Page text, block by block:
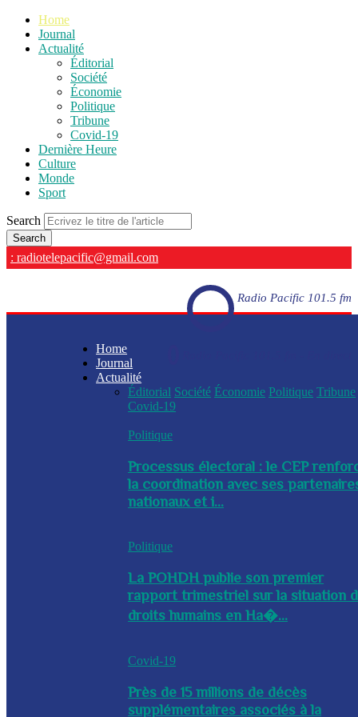
Home
Journal
Actualité
Éditorial
Société
Économie
Politique
Tribune
Covid-19
Dernière Heure
Culture
Monde
Sport
Search
: radiotelepacific@gmail.com
Radio Pacific 101.5 fm
Home
Journal
Actualité
Éditorial Société Économie Politique Tribune
Covid-19
Politique
Processus électoral : le CEP
la coordination avec ses
nationaux et i...
Politique
La POHDH publie son premier
rapport trimestriel sur la situation
droits humains en Ha�...
Covid-19
Près de 15 millions de décès
supplémentaires associés à la